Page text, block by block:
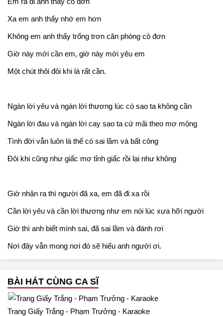
Xa em anh thấy nhớ em hơn
Không em anh thấy trống trơn căn phòng cô đơn
Giờ này mới cần em, giờ này mới yêu em
Một chút thôi đôi khi là rất cần.
Ngàn lời yêu và ngàn lời thương lúc có sao ta không cần
Ngàn lời đau và ngàn lời cay sao ta cứ mãi theo mơ mộng
Tình đời vẫn luôn là thế có sai lầm và bất công
Đôi khi cũng như giấc mơ tỉnh giấc rồi lại như không
Giờ nhận ra thì người đã xa, em đã đi xa rồi
Cần lời yêu và cần lời thương như em nói lúc xưa hỡi người
Giờ thì anh biết mình sai, đã sai lầm và đánh rơi
Nơi đây vẫn mong nơi đó sẽ hiểu anh người ơi.
BÀI HÁT CÙNG CA SĨ
Trang Giấy Trắng - Phạm Trưởng - Karaoke